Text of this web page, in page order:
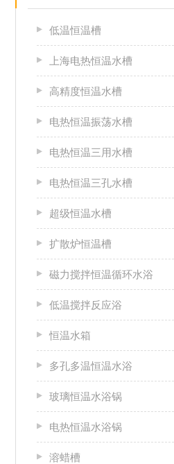
低温恒温槽
上海电热恒温水槽
高精度恒温水槽
电热恒温振荡水槽
电热恒温三用水槽
电热恒温三孔水槽
超级恒温水槽
扩散炉恒温槽
磁力搅拌恒温循环水浴
低温搅拌反应浴
恒温水箱
多孔多温恒温水浴
玻璃恒温水浴锅
电热恒温水浴锅
溶蜡槽